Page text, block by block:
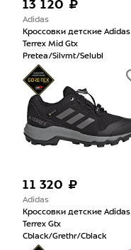
13 120 ₽
Adidas
Кроссовки детские Adidas
Terrex Mid Gtx
Pretea/Silvmt/Selubl
11 320 ₽
Adidas
Кроссовки детские Adidas
Terrex Gtx
Cblack/Grethr/Cblack